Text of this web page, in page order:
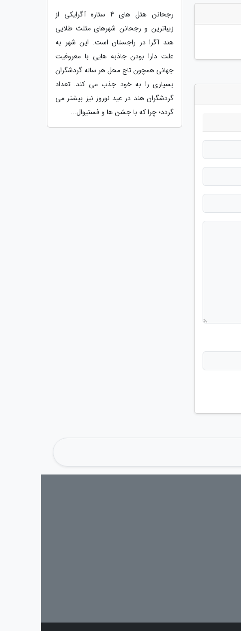
رجحانن هتل های 4 ستاره آگرایکی از
زیباترین و رجحانن شهرهای مثلث طلایی
هند آگرا در راجستان است. این شهر به
علت دارا بودن جاذبه هایی با معروفیت
جهانی همچون تاج محل هر ساله گردشگران
بسیاری را به خود جذب می کند. تعداد
گردشگران هند در عید نوروز نیز بیشتر می
گردد؛ چرا که با جشن ها و فستیوال...